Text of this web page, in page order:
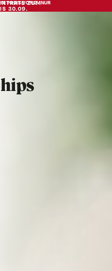
ZUM
30.09.
PREIS VON 2 · NUR